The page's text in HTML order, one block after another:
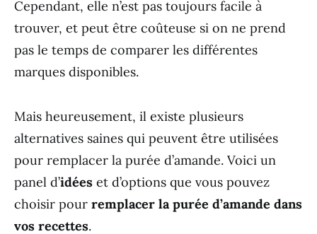
Cependant, elle n’est pas toujours facile à
trouver, et peut être coûteuse si on ne prend
pas le temps de comparer les différentes
marques disponibles.
Mais heureusement, il existe plusieurs
alternatives saines qui peuvent être utilisées
pour remplacer la purée d’amande. Voici un
panel d’idées et d’options que vous pouvez
choisir pour remplacer la purée d’amande dans
vos recettes.